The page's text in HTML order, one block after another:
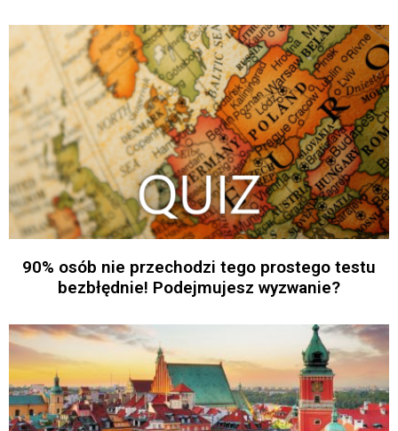
90% osób nie przechodzi tego prostego testu
bezbłędnie! Podejmujesz wyzwanie?